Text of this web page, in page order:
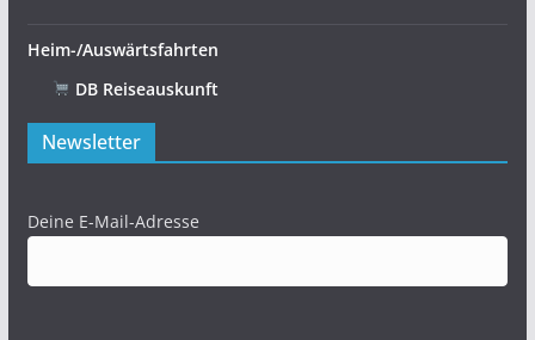
Heim-/Auswärtsfahrten
DB Reiseauskunft
Newsletter
Deine E-Mail-Adresse